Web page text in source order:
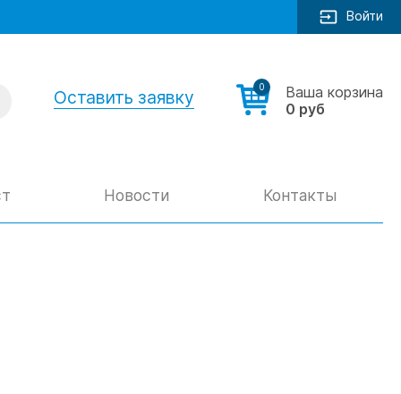
Войти
Оставить заявку 0
Ваша корзина
0 руб
Новости Контакты